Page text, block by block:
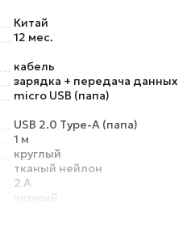
Китай
12 мес.
кабель
зарядка + передача данных
micro USB (папа)
USB 2.0 Type-A (папа)
1 м
круглый
тканый нейлон
2 А
черный